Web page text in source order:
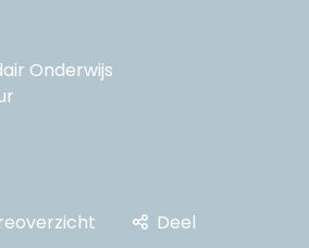
Onderwijs
Deel